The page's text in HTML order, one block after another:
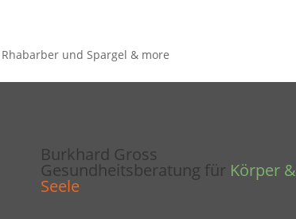
und Spargel & more
Burkhard Gross
Gesundheitsberatung für Körper &
Seele